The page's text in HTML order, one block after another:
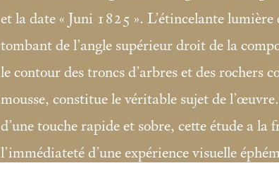
et la date « Juni 1825 ». L’étincelante
tombant de l’angle supérieur droit de la
le contour des troncs d’arbres et des rochers
mousse, constitue le véritable sujet de
d’une touche rapide et sobre, cette étude a la
l’immédiateté d’une expérience visuelle